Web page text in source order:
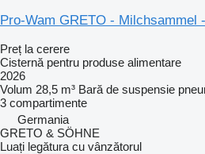
Pro-Wam GRETO - Milchsammel
Preț la cerere
Cisternă pentru produse alimentare
2026
Volum 28,5 m³ Bară de suspensie
3 compartimente
Germania
GRETO & SÖHNE
Luați legătura cu vânzătorul